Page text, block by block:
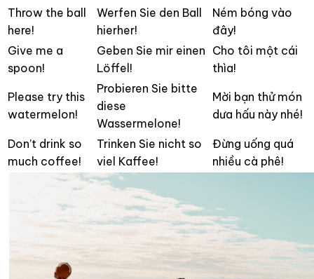
Throw the ball
here!
Werfen Sie den Ball
hierher!
Ném bóng vào
đây!
Give me a
spoon!
Geben Sie mir einen
Löffel!
Cho tôi một cái
thìa!
Please try this
watermelon!
Probieren Sie bitte
diese
Wassermelone!
Mời bạn thử món
dưa hấu này nhé!
Don’t drink so
much coffee!
Trinken Sie nicht so
viel Kaffee!
Đừng uống quá
nhiều cà phê!